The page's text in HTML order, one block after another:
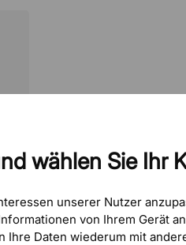
wählen Sie Ihr
unserer Nutzer
von Ihrem Gerät
Daten wiederum mit